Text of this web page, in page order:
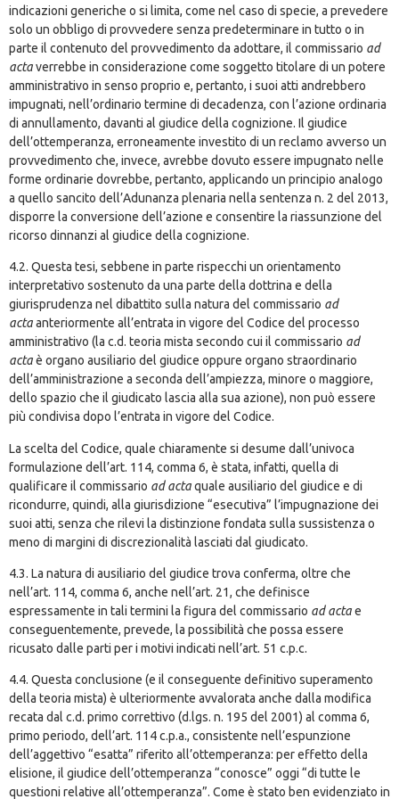
indicazioni generiche o si limita, come nel caso di specie, a prevedere
solo un obbligo di provvedere senza predeterminare in tutto o in
parte il contenuto del provvedimento da adottare, il commissario ad
actaverrebbe in considerazione come soggetto titolare di un potere
amministrativo in senso proprio e, pertanto, i suoi atti andrebbero
impugnati, nell’ordinario termine di decadenza, con l’azione ordinaria
di annullamento, davanti al giudice della cognizione. Il giudice
dell’ottemperanza, erroneamente investito di un reclamo avverso un
provvedimento che, invece, avrebbe dovuto essere impugnato nelle
forme ordinarie dovrebbe, pertanto, applicando un principio analogo
a quello sancito dell’Adunanza plenaria nella sentenza n. 2 del 2013,
disporre la conversione dell’azione e consentire la riassunzione del
ricorso dinnanzi al giudice della cognizione.
4.2. Questa tesi, sebbene in parte rispecchi un orientamento
interpretativo sostenuto da una parte della dottrina e della
giurisprudenza nel dibattito sulla natura del commissario ad
actaanteriormente all’entrata in vigore del Codice del processo
amministrativo (la c.d. teoria mista secondo cui il commissario ad
actaè organo ausiliario del giudice oppure organo straordinario
dell’amministrazione a seconda dell’ampiezza, minore o maggiore,
dello spazio che il giudicato lascia alla sua azione), non può essere
più condivisa dopo l’entrata in vigore del Codice.
La scelta del Codice, quale chiaramente si desume dall’univoca
formulazione dell’art. 114, comma 6, è stata, infatti, quella di
qualificare il commissario ad actaquale ausiliario del giudice e di
ricondurre, quindi, alla giurisdizione “esecutiva” l’impugnazione dei
suoi atti, senza che rilevi la distinzione fondata sulla sussistenza o
meno di margini di discrezionalità lasciati dal giudicato.
4.3. La natura di ausiliario del giudice trova conferma, oltre che
nell’art. 114, comma 6, anche nell’art. 21, che definisce
espressamente in tali termini la figura del commissario ad actae
conseguentemente, prevede, la possibilità che possa essere
ricusato dalle parti per i motivi indicati nell’art. 51 c.p.c.
4.4. Questa conclusione (e il conseguente definitivo superamento
della teoria mista) è ulteriormente avvalorata anche dalla modifica
recata dal c.d. primo correttivo (d.lgs. n. 195 del 2001) al comma 6,
primo periodo, dell’art. 114 c.p.a., consistente nell’espunzione
dell’aggettivo “esatta” riferito all’ottemperanza: per effetto della
elisione, il giudice dell’ottemperanza “conosce” oggi “di tutte le
questioni relative all’ottemperanza”. Come è stato ben evidenziato in